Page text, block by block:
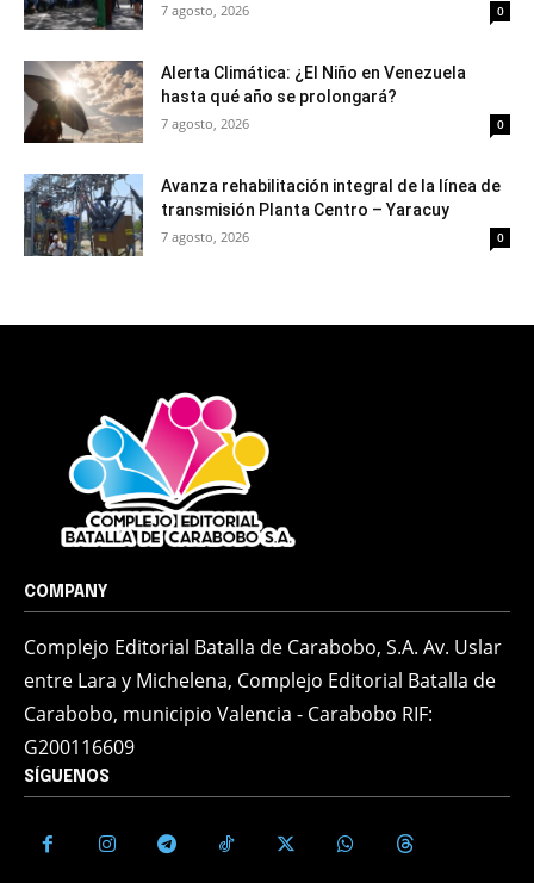
7 agosto, 2026 0
Alerta Climática: ¿El Niño en Venezuela
hasta qué año se prolongará?
7 agosto, 2026 0
Avanza rehabilitación integral de la línea de
transmisión Planta Centro – Yaracuy
7 agosto, 2026 0
COMPANY
Complejo Editorial Batalla de Carabobo, S.A. Av. Uslar
entre Lara y Michelena, Complejo Editorial Batalla de
Carabobo, municipio Valencia - Carabobo RIF:
G200116609
SÍGUENOS